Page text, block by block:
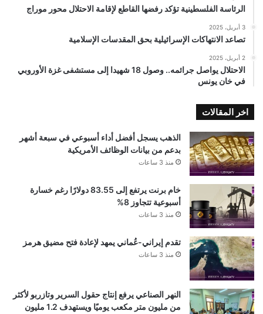
الرئاسة الفلسطينية تؤكد رفضها القاطع لإقامة الاحتلال محور موراج
3 أبريل، 2025
تصاعد الانتهاكات الإسرائيلية بحق المقدسات الإسلامية
2 أبريل، 2025
الاحتلال يواصل جرائمه.. وصول 18 شهيدا إلى مستشفى غزة الأوروبي
في خان يونس
اخر المقالات
الذهب يسجل أفضل أداء أسبوعي في سبعة أشهر
بدعم من بيانات الوظائف الأمريكية
منذ 3 ساعات
خام برنت يرتفع إلى 83.55 دولارًا رغم خسارة
أسبوعية تتجاوز 8%
منذ 3 ساعات
تقدم إيراني-عُماني يمهد لإعادة فتح مضيق هرمز
منذ 3 ساعات
النهر الصناعي يرفع إنتاج حقول السرير وتازربو لأكثر
من مليون متر مكعب يوميًا ويستهدف 1.2 مليون